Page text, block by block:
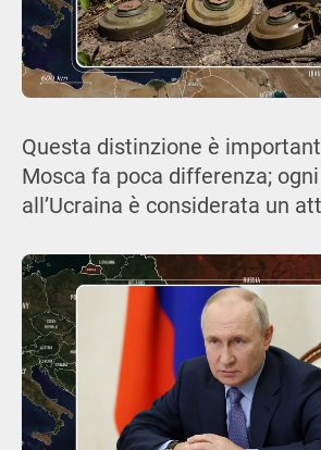
Questa distinzione è
Mosca fa poca differenza;
all’Ucraina è considerata un